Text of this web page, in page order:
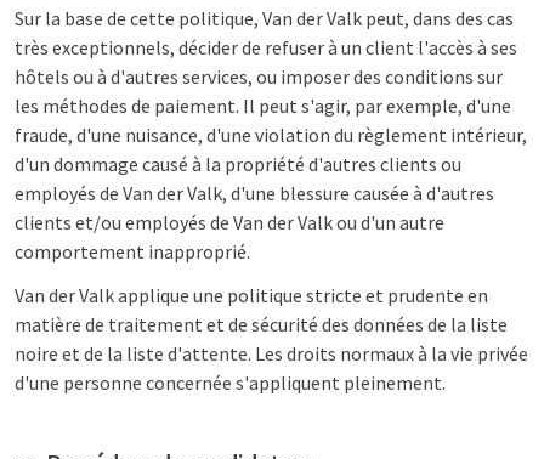
Sur la base de cette politique, Van der Valk peut, dans des cas
très exceptionnels, décider de refuser à un client l'accès à ses
hôtels ou à d'autres services, ou imposer des conditions sur
les méthodes de paiement. Il peut s'agir, par exemple, d'une
fraude, d'une nuisance, d'une violation du règlement intérieur,
d'un dommage causé à la propriété d'autres clients ou
employés de Van der Valk, d'une blessure causée à d'autres
clients et/ou employés de Van der Valk ou d'un autre
comportement inapproprié.
Van der Valk applique une politique stricte et prudente en
matière de traitement et de sécurité des données de la liste
noire et de la liste d'attente. Les droits normaux à la vie privée
d'une personne concernée s'appliquent pleinement.